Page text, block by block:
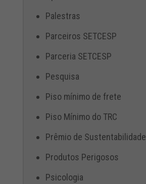
Palestras
Parceiros SETCESP
Parceria SETCESP
Pesquisa
Piso mínimo de frete
Piso Mínimo do TRC
Prêmio de Sustentabilidade
Produtos Perigosos
Psicologia